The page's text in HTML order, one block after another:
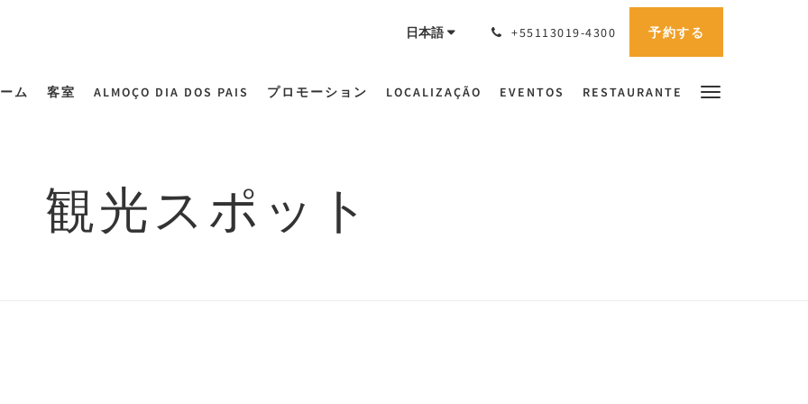
日本語 +55113019-4300 予約する
ム 客室 ALMOÇO DIA DOS PAIS プロモーション LOCALIZAÇÃO EVENTOS RESTAURANTE
観光スポット